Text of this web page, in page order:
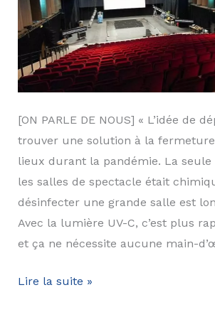
[ON PARLE DE NOUS] « L’idée de
trouver une solution à la
lieux durant la pandémie. La
les salles de spectacle était
désinfecter une grande salle est
Avec la lumière UV-C, c’est plus
et ça ne nécessite aucune main-
DT
Lire la suite »